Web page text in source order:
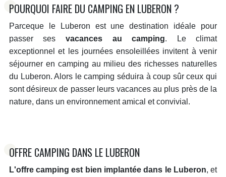
POURQUOI FAIRE DU CAMPING EN LUBERON ?
Parceque le Luberon est une destination idéale pour
passer ses vacances au camping. Le climat
exceptionnel et les journées ensoleillées invitent à venir
séjourner en camping au milieu des richesses naturelles
du Luberon. Alors le camping séduira à coup sûr ceux qui
sont désireux de passer leurs vacances au plus près de la
nature, dans un environnement amical et convivial.
OFFRE CAMPING DANS LE LUBERON
L'offre camping est bien implantée dans le Luberon, et